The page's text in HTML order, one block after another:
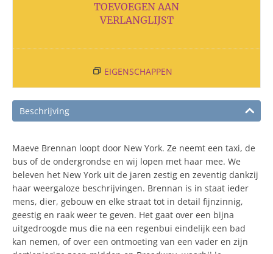
TOEVOEGEN AAN
VERLANGLIJST
EIGENSCHAPPEN
Beschrijving
Maeve Brennan loopt door New York. Ze neemt een taxi, de
bus of de ondergrondse en wij lopen met haar mee. We
beleven het New York uit de jaren zestig en zeventig dankzij
haar weergaloze beschrijvingen. Brennan is in staat ieder
mens, dier, gebouw en elke straat tot in detail fijnzinnig,
geestig en raak weer te geven. Het gaat over een bijna
uitgedroogde mus die na een regenbui eindelijk een bad
kan nemen, of over een ontmoeting van een vader en zijn